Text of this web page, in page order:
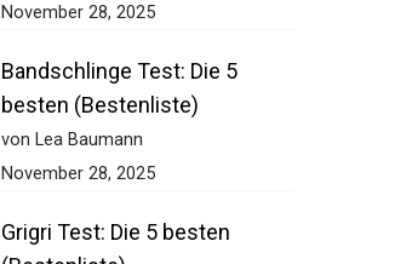
November 28, 2025
Bandschlinge Test: Die 5
besten (Bestenliste)
von Lea Baumann
November 28, 2025
Grigri Test: Die 5 besten